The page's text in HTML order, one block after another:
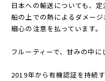
日本への輸送についても、
船の上での熱によるダメージ
細心の注意を払っています。
フルーティーで、甘みの中に
2019年から有機認証を持続す